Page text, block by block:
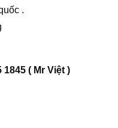
.
1845 ( Mr Việt )